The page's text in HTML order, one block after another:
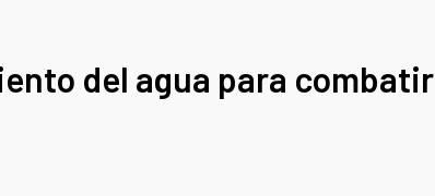
del agua para combatir